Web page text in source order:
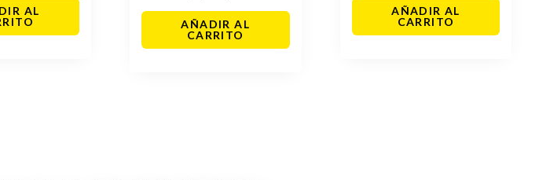
AL
AÑADIR AL
CARRITO
AÑADIR AL
CARRITO